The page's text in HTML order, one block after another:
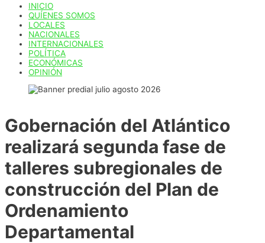
INICIO
QUÍENES SOMOS
LOCALES
NACIONALES
INTERNACIONALES
POLÍTICA
ECONÓMICAS
OPINIÓN
Gobernación del Atlántico
realizará segunda fase de
talleres subregionales de
construcción del Plan de
Ordenamiento
Departamental